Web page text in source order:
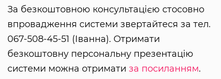
За безкоштовною консультацією стосовно
впровадження системи звертайтеся за тел.
067-508-45-51 (Іванна). Отримати
безкоштовну персональну презентацію
системи можна отримати за посиланням.